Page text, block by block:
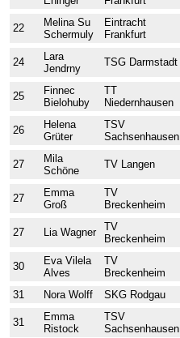
22
Melina Su
Schermuly
Eintracht
Frankfurt
24
Lara
Jendrny
TSG Darmstadt
25
Finnec
Bielohuby
TT
Niedernhausen
26
Helena
Grüter
TSV
Sachsenhausen
27
Mila
Schöne
TV Langen
27
Emma
Groß
TV
Breckenheim
27 Lia Wagner
TV
Breckenheim
30
Eva Vilela
Alves
TV
Breckenheim
31 Nora Wolff SKG Rodgau
31
Emma
Ristock
TSV
Sachsenhausen